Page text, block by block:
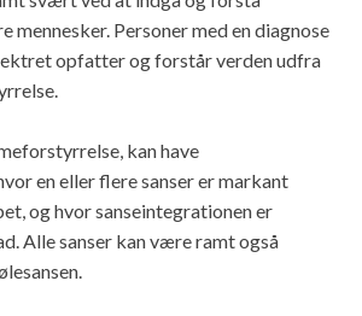
mennesker. Personer med en diagnose
opfatter og forstår verden udfra
kan have
en eller flere sanser er markant
og hvor sanseintegrationen er
Alle sanser kan være ramt også